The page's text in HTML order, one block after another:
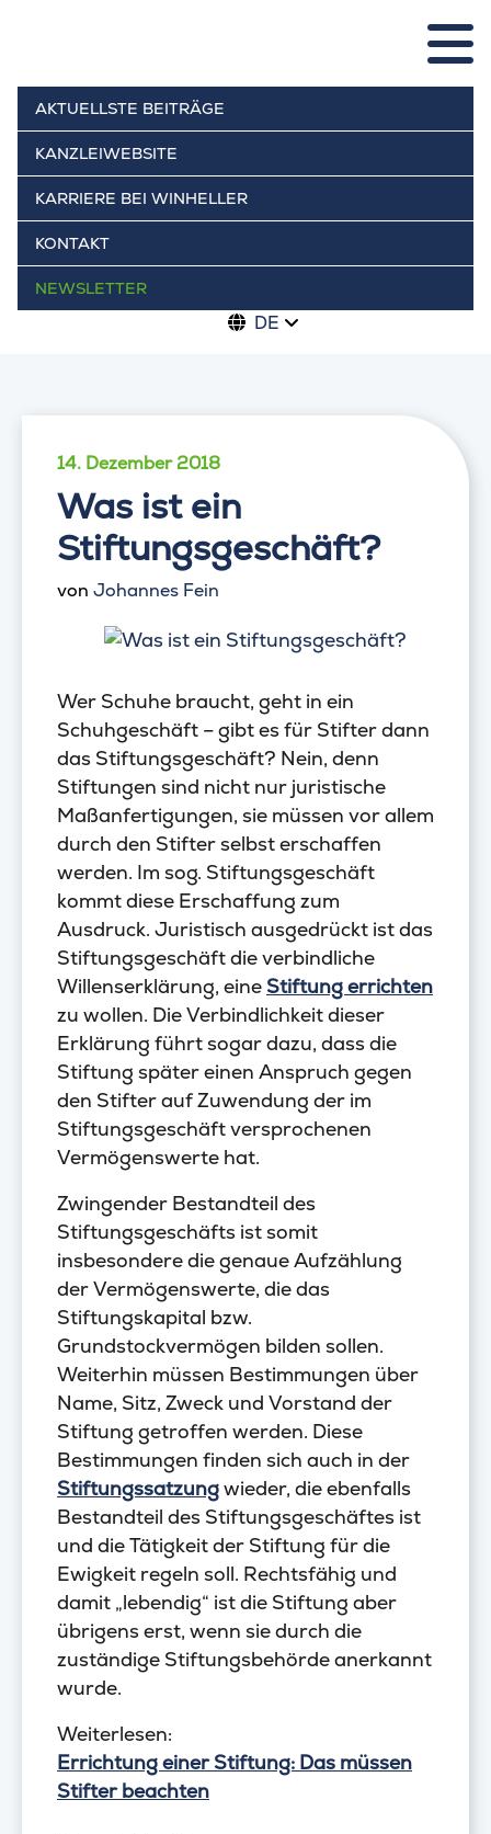
AKTUELLSTE BEITRÄGE
KANZLEIWEBSITE
KARRIERE BEI WINHELLER
KONTAKT
NEWSLETTER
DE
14. Dezember 2018
Was ist ein
Stiftungsgeschäft?
von Johannes Fein
Wer Schuhe braucht, geht in ein
Schuhgeschäft – gibt es für Stifter dann
das Stiftungsgeschäft? Nein, denn
Stiftungen sind nicht nur juristische
Maßanfertigungen, sie müssen vor allem
durch den Stifter selbst erschaffen
werden. Im sog. Stiftungsgeschäft
kommt diese Erschaffung zum
Ausdruck. Juristisch ausgedrückt ist das
Stiftungsgeschäft die verbindliche
Willenserklärung, eineStiftung errichten
zu wollen. Die Verbindlichkeit dieser
Erklärung führt sogar dazu, dass die
Stiftung später einen Anspruch gegen
den Stifter auf Zuwendung der im
Stiftungsgeschäft versprochenen
Vermögenswerte hat.
Zwingender Bestandteil des
Stiftungsgeschäfts ist somit
insbesondere die genaue Aufzählung
der Vermögenswerte, die das
Stiftungskapital bzw.
Grundstockvermögen bilden sollen.
Weiterhin müssen Bestimmungen über
Name, Sitz, Zweck und Vorstand der
Stiftung getroffen werden. Diese
Bestimmungen finden sich auch in der
Stiftungssatzungwieder, die ebenfalls
Bestandteil des Stiftungsgeschäftes ist
und die Tätigkeit der Stiftung für die
Ewigkeit regeln soll. Rechtsfähig und
damit „lebendig“ ist die Stiftung aber
übrigens erst, wenn sie durch die
zuständige Stiftungsbehörde anerkannt
wurde.
Weiterlesen:
Errichtung einer Stiftung: Das müssen
Stifter beachten